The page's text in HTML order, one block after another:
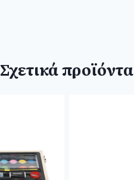
Σχετικά προϊόντα